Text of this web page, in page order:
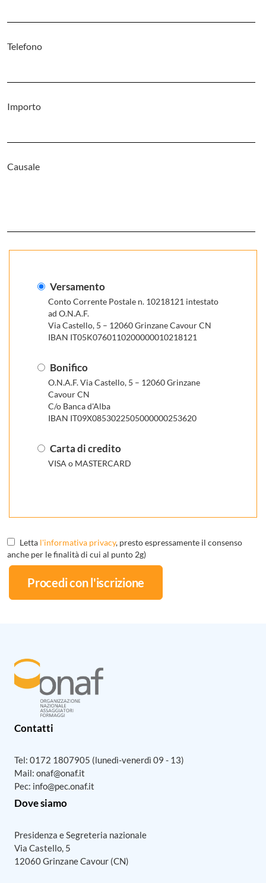
Telefono
Importo
Causale
Versamento
Conto Corrente Postale n. 10218121 intestato
ad O.N.A.F.
Via Castello, 5 – 12060 Grinzane Cavour CN
IBAN IT05K0760110200000010218121
Bonifico
O.N.A.F. Via Castello, 5 – 12060 Grinzane
Cavour CN
C/o Banca d'Alba
IBAN IT09X0853022505000000253620
Carta di credito
VISA o MASTERCARD
Letta l'informativa privacy, presto espressamente il consenso
anche per le finalità di cui al punto 2g)
Contatti
Tel: 0172 1807905 (lunedì-venerdì 09 - 13)
Mail: onaf@onaf.it
Pec: info@pec.onaf.it
Dove siamo
Presidenza e Segreteria nazionale
Via Castello, 5
12060 Grinzane Cavour (CN)